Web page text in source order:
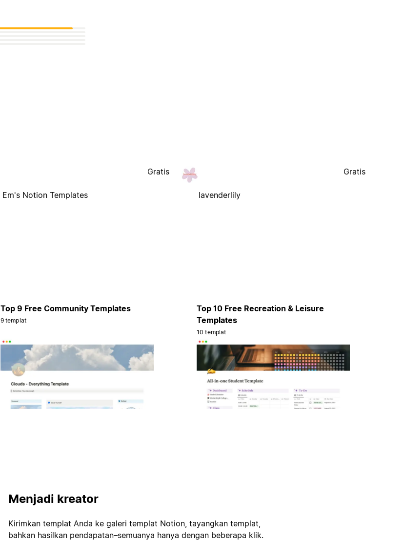
Em's Notion Templates
Gratis
lavenderlily
Gratis
Top 9 Free Community Templates
9 templat
Top 10 Free Recreation & Leisure
Templates
10 templat
Menjadi kreator
Kirimkan templat Anda ke galeri templat Notion, tayangkan templat,
bahkan hasilkan pendapatan–semuanya hanya dengan beberapa klik.